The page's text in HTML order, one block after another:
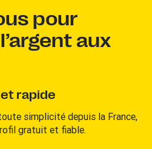
pour
aux
rapide
simplicité depuis la France,
gratuit et fiable.